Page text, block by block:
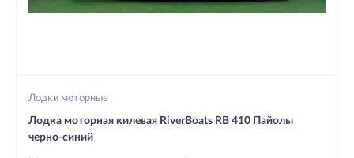
Лодки моторные
Лодка моторная килевая RiverBoats RB 410 Пайолы
черно-синий